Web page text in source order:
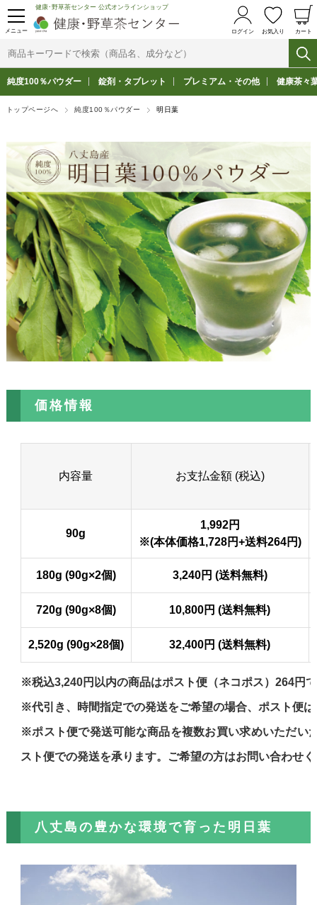
メニュー
健康･野草茶センター 公式オンラインショップ
ログイン お気入り カート
純度100％パウダー 錠剤・タブレット プレミアム・その他 健康茶々
トップページへ 純度100％パウダー 明日葉
価格情報
内容量 お支払金額 (税込)
90g
1,992円
※(本体価格1,728円+送料264円)
180g (90g×2個) 3,240円 (送料無料)
720g (90g×8個) 10,800円 (送料無料)
2,520g (90g×28個) 32,400円 (送料無料)
※税込3,240円以内の商品はポスト便（ネコポス）264円
※代引き、時間指定での発送をご希望の場合、ポスト便
※ポスト便で発送可能な商品を複数お買い求めいただい
スト便での発送を承ります。ご希望の方はお問い合わせ
八丈島の豊かな環境で育った明日葉